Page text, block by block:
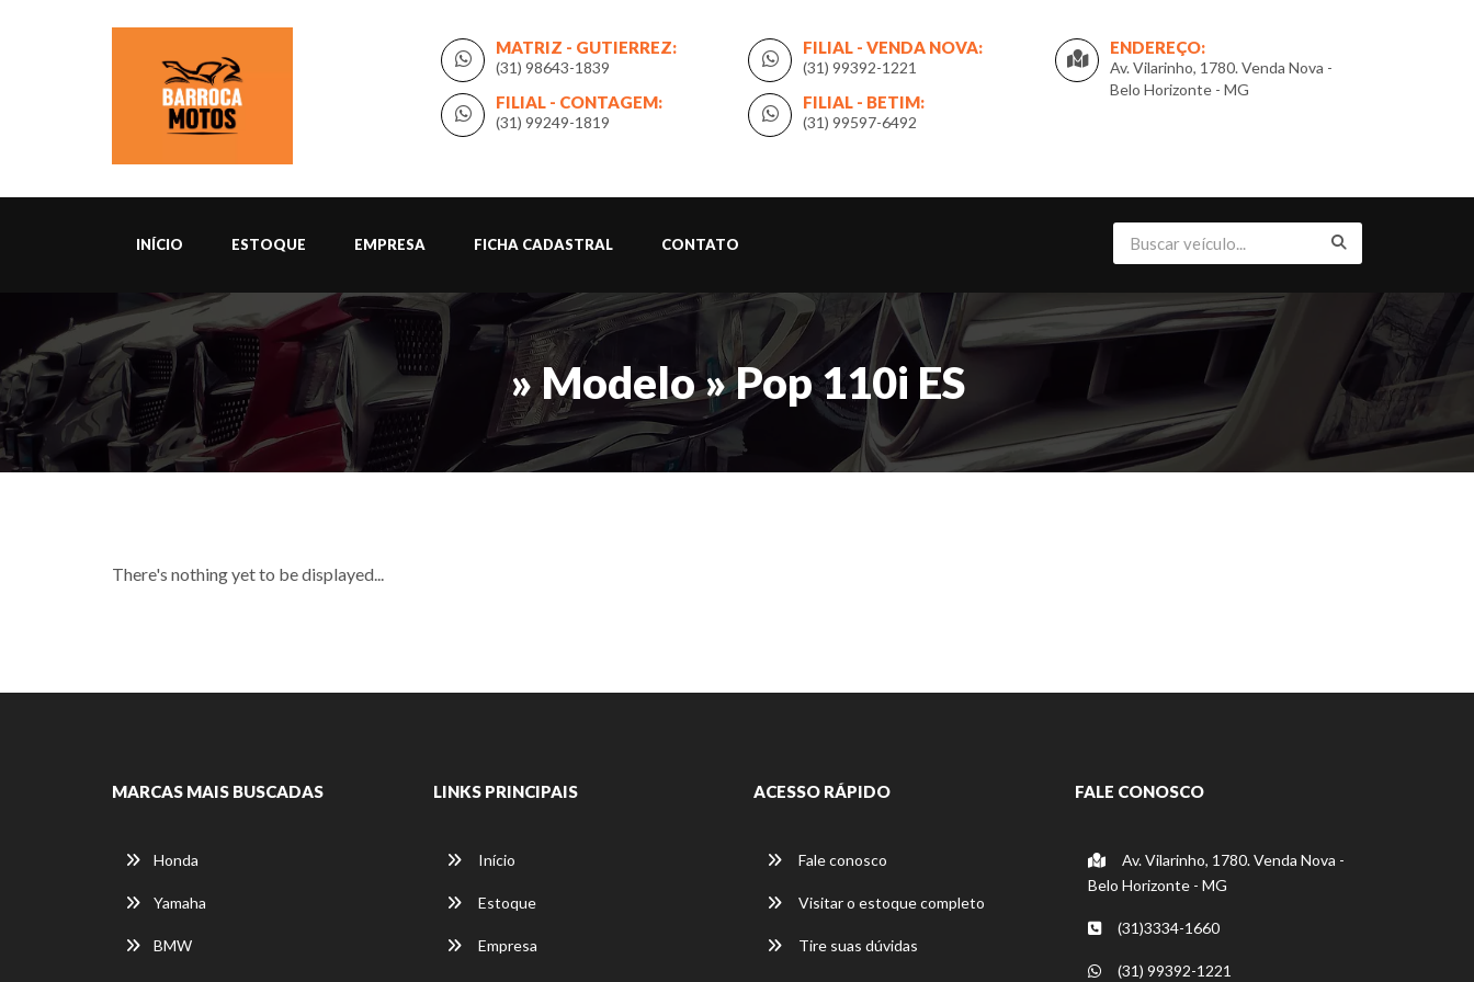
ENDEREÇO:
Av. Vilarinho, 1780. Venda Nova -
Belo Horizonte - MG
FILIAL - VENDA NOVA:
(31) 99392-1221
MATRIZ - GUTIERREZ:
(31) 98643-1839
FILIAL - BETIM:
(31) 99597-6492
FILIAL - CONTAGEM:
(31) 99249-1819
INÍCIO ESTOQUE EMPRESA FICHA CADASTRAL CONTATO
» Modelo » Pop 110i ES
There's nothing yet to be displayed...
MARCAS MAIS BUSCADAS
Honda
Yamaha
BMW
LINKS PRINCIPAIS
Início
Estoque
Empresa
ACESSO RÁPIDO
Fale conosco
Visitar o estoque completo
Tire suas dúvidas
FALE CONOSCO
Av. Vilarinho, 1780. Venda Nova -
Belo Horizonte - MG
(31)3334-1660
(31) 99392-1221